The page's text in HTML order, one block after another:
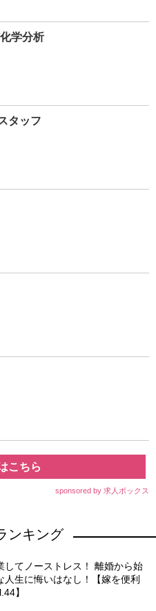
学分析
タッフ
こちら
sponsored by 求人ボックス
ンキング
してノーストレス！ 離婚から始
人生に悔いはなし！【嫁を便利
】